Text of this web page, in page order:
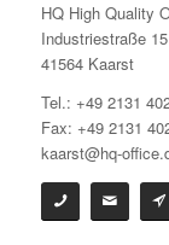
HQ High Quality
Industriestraße 15
41564 Kaarst
Tel.: +49 2131
Fax: +49 2131
kaarst@hq-